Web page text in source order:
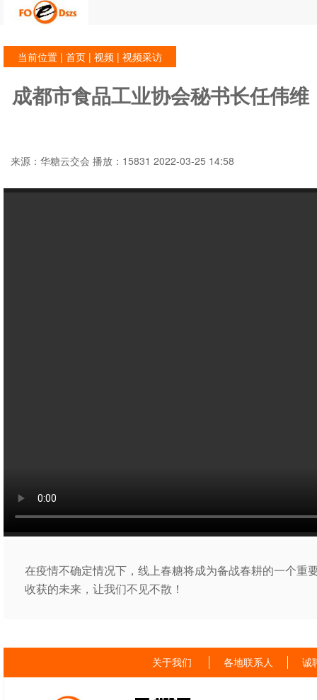
当前位置 | 首页 | 视频 | 视频采访
成都市食品工业协会秘书长任伟
来源：华糖云交会 播放：15831 2022-03-25 14:58
在疫情不确定情况下，线上春糖将成为备战春耕的一个
收获的未来，让我们不见不散！
关于我们 各地联系人 诚